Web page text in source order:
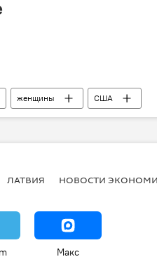
женщины США
ЛАТВИЯ НОВОСТИ
Макс